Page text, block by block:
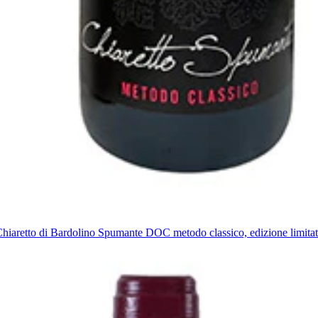
di Bardolino Spumante DOC metodo classico, edizione